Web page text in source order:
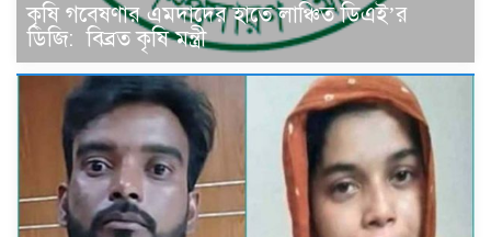
কৃষি গবেষণার এমদাদের হাতে লাঞ্চিত ডিএই’র
ডিজি: বিব্রত কৃষি মন্ত্রী